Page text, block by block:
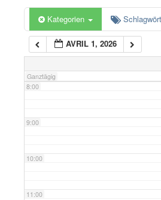
Kategorien
AVRIL 1, 2026
Ganztägig
7:00
8:00
9:00
10:00
11:00